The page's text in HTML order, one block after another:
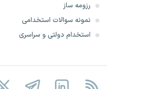
شهرداری چهارمحال و بختیاری
شرکت داوین گستر پاژ
صنایع نفت (اویکو)
رزومه ساز
نمونه سوالات استخدامی
استخدام دولتی و سراسری